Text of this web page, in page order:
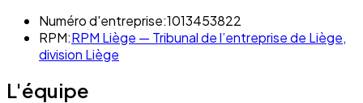
Numéro d'entreprise:1013453822
RPM:RPM Liège — Tribunal de l’entreprise de Liège,
division Liège
L'équipe